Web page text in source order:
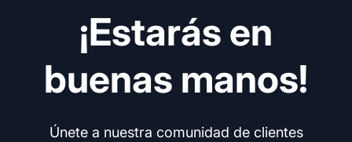
¡Estarás en
buenas manos!
Únete a nuestra comunidad de clientes